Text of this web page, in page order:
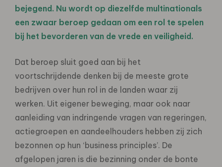
bejegend. Nu wordt op diezelfde multinationals
een zwaar beroep gedaan om een rol te spelen
bij het bevorderen van de vrede en veiligheid.
Dat beroep sluit goed aan bij het
voortschrijdende denken bij de meeste grote
bedrijven over hun rol in de landen waar zij
werken. Uit eigener beweging, maar ook naar
aanleiding van indringende vragen van regeringen,
actiegroepen en aandeelhouders hebben zij zich
bezonnen op hun ‘business principles’. De
afgelopen jaren is die bezinning onder de bonte